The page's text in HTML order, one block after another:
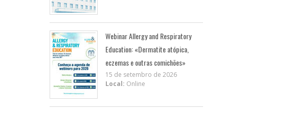
Webinar Allergy and Respiratory
Education: «Dermatite atópica,
eczemas e outras comichões»
15 de setembro de 2026
Local: Online